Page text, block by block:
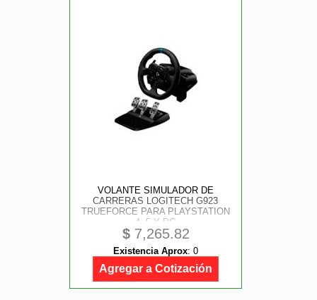
VOLANTE SIMULADOR DE
CARRERAS LOGITECH G923
TRUEFORCE PARA PLAYSTATION
4, 5 Y PC
$7,265.82
Existencia Aprox: 0
Agregar a Cotización